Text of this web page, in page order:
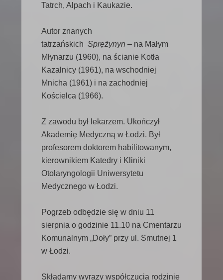
Tatrch, Alpach i Kaukazie.
Autor znanych
tatrzańskich Sprężynyn – na Małym
Młynarzu (1960), na ścianie Kotła
Kazalnicy (1961), na wschodniej
Mnicha (1961) i na zachodniej
Kościelca (1966).
Z zawodu był lekarzem. Ukończył
Akademię Medyczną w Łodzi. Był
profesorem doktorem habilitowanym,
kierownikiem Katedry i Kliniki
Otolaryngologii Uniwersytetu
Medycznego w Łodzi.
Pogrzeb odbędzie się w dniu 11
sierpnia o godzinie 11.10 na Cmentarzu
Komunalnym „Doły” przy ul. Smutnej 1
w Łodzi.
Składamy wyrazy współczucia rodzinie